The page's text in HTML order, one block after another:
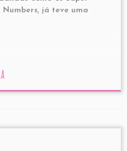
Numbers, já teve uma